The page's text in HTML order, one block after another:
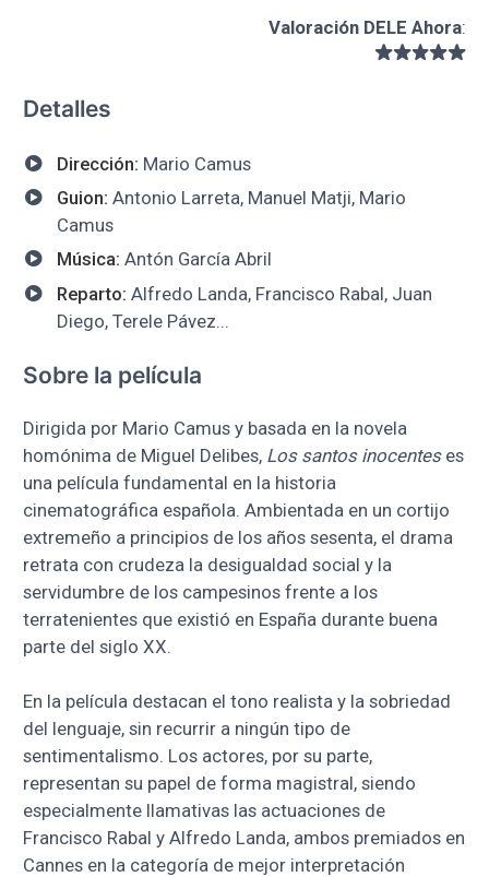
Valoración DELE Ahora:
Detalles
Dirección: Mario Camus
Guion: Antonio Larreta, Manuel Matji, Mario
Camus
Música: Antón García Abril
Reparto: Alfredo Landa, Francisco Rabal, Juan
Diego, Terele Pávez...
Sobre la película
Dirigida por Mario Camus y basada en la novela
homónima de Miguel Delibes, Los santos inocenteses
una película fundamental en la historia
cinematográfica española. Ambientada en un cortijo
extremeño a principios de los años sesenta, el drama
retrata con crudeza la desigualdad social y la
servidumbre de los campesinos frente a los
terratenientes que existió en España durante buena
parte del siglo XX.
En la película destacan el tono realista y la sobriedad
del lenguaje, sin recurrir a ningún tipo de
sentimentalismo. Los actores, por su parte,
representan su papel de forma magistral, siendo
especialmente llamativas las actuaciones de
Francisco Rabal y Alfredo Landa, ambos premiados en
Cannes en la categoría de mejor interpretación